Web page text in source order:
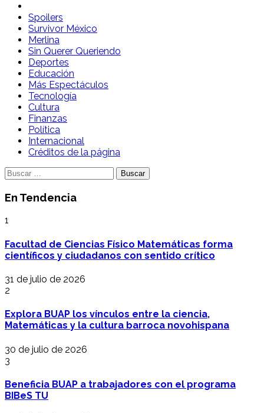
Spoilers Desde la Cuna
Sitio con información sobre series, película, reality shows y
telenovelas
Spoilers
Survivor México
Merlina
Sin Querer Queriendo
Deportes
Educación
Más Espectáculos
Tecnología
Cultura
Finanzas
Política
Internacional
Créditos de la página
Buscar:
En Tendencia
1
Facultad de Ciencias Físico Matemáticas forma
científicos y ciudadanos con sentido crítico
31 de julio de 2026
2
Explora BUAP los vínculos entre la ciencia,
Matemáticas y la cultura barroca novohispana
30 de julio de 2026
3
Beneficia BUAP a trabajadores con el programa
BIBeS TU